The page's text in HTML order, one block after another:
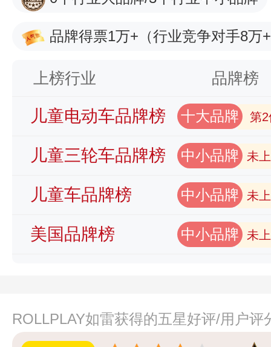
品牌得票1万+ （行业竞争对手8万
上榜行业 品牌榜
儿童电动车品牌榜 十大品牌 第2
儿童三轮车品牌榜 中小品牌 未
儿童车品牌榜 中小品牌 未
美国品牌榜 中小品牌 未
ROLLPLAY如雷获得的五星好评/用户评